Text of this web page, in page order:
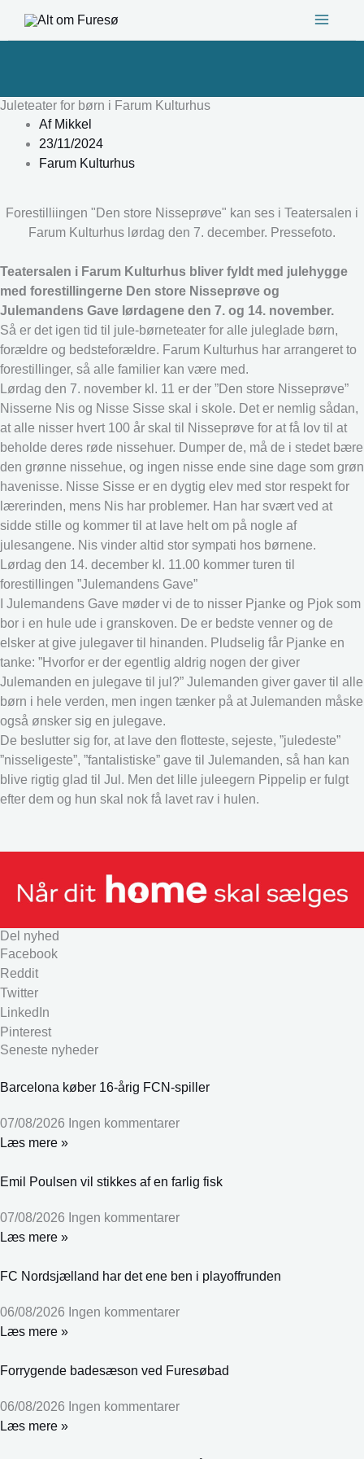
Juleteater for børn i Farum Kulturhus
AfMikkel
23/11/2024
Farum Kulturhus
Forestilliingen "Den store Nisseprøve" kan ses i Teatersalen i
Farum Kulturhus lørdag den 7. december. Pressefoto.
Teatersalen i Farum Kulturhus bliver fyldt med julehygge
med forestillingerne Den store Nisseprøve og
Julemandens Gave lørdagene den 7. og 14. november.
Så er det igen tid til jule-børneteater for alle juleglade børn,
forældre og bedsteforældre. Farum Kulturhus har arrangeret to
forestillinger, så alle familier kan være med.
Lørdag den 7. november kl. 11 er der ”Den store Nisseprøve”
Nisserne Nis og Nisse Sisse skal i skole. Det er nemlig sådan,
at alle nisser hvert 100 år skal til Nisseprøve for at få lov til at
beholde deres røde nissehuer. Dumper de, må de i stedet bære
den grønne nissehue, og ingen nisse ende sine dage som grøn
havenisse. Nisse Sisse er en dygtig elev med stor respekt for
lærerinden, mens Nis har problemer. Han har svært ved at
sidde stille og kommer til at lave helt om på nogle af
julesangene. Nis vinder altid stor sympati hos børnene.
Lørdag den 14. december kl. 11.00 kommer turen til
forestillingen ”Julemandens Gave”
I Julemandens Gave møder vi de to nisser Pjanke og Pjok som
bor i en hule ude i granskoven. De er bedste venner og de
elsker at give julegaver til hinanden. Pludselig får Pjanke en
tanke: ”Hvorfor er der egentlig aldrig nogen der giver
Julemanden en julegave til jul?” Julemanden giver gaver til alle
børn i hele verden, men ingen tænker på at Julemanden måske
også ønsker sig en julegave.
De beslutter sig for, at lave den flotteste, sejeste, ”juledeste”
”nisseligeste”, ”fantalistiske” gave til Julemanden, så han kan
blive rigtig glad til Jul. Men det lille juleegern Pippelip er fulgt
efter dem og hun skal nok få lavet rav i hulen.
Del nyhed
Facebook
Reddit
Twitter
LinkedIn
Pinterest
Seneste nyheder
Barcelona køber 16-årig FCN-spiller
07/08/2026 Ingen kommentarer
Læs mere »
Emil Poulsen vil stikkes af en farlig fisk
07/08/2026 Ingen kommentarer
Læs mere »
FC Nordsjælland har det ene ben i playoffrunden
06/08/2026 Ingen kommentarer
Læs mere »
Forrygende badesæson ved Furesøbad
06/08/2026 Ingen kommentarer
Læs mere »